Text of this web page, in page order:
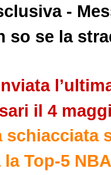
-
so se la
il 4
schiacciata
Top-5 NBA